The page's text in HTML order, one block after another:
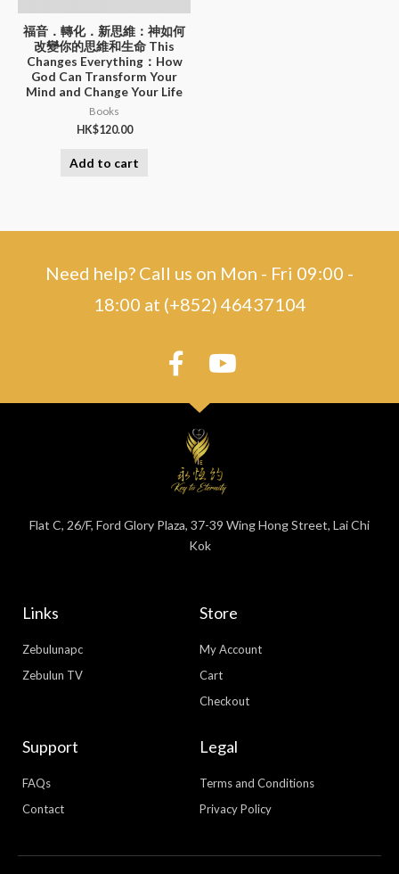
福音．轉化．新思維：神如何
改變你的思維和生命 This
Changes Everything：How
God Can Transform Your
Mind and Change Your Life
Books
HK$120.00
Add to cart
Need help? Call us on Mon - Fri 09:00 -
18:00 at (+852) 46437104
Flat C, 26/F, Ford Glory Plaza, 37-39 Wing Hong Street, Lai Chi
Kok
Links
Zebulunapc
Zebulun TV
Store
My Account
Cart
Checkout
Support
FAQs
Contact
Legal
Terms and Conditions
Privacy Policy